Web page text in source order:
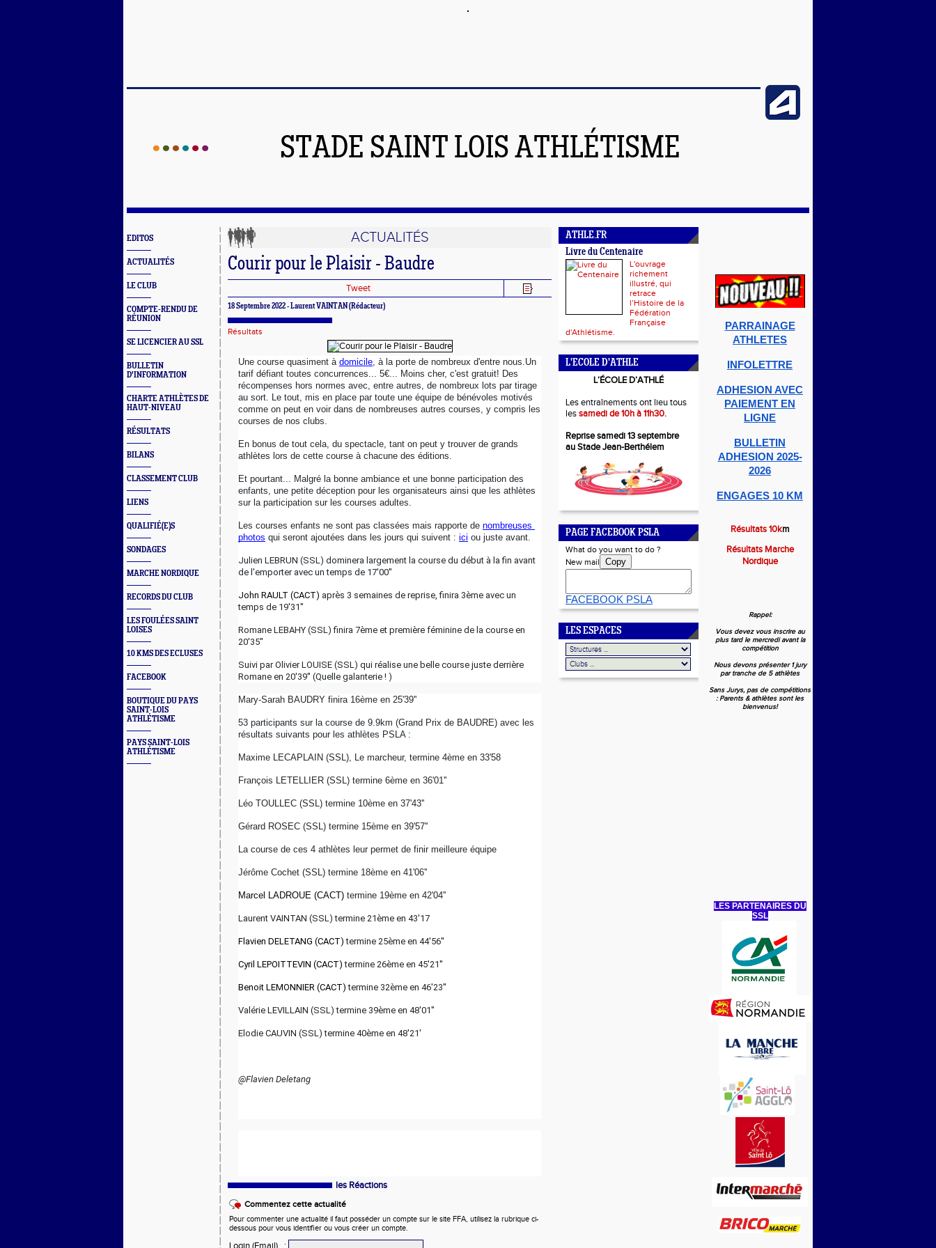
STADE SAINT LOIS ATHLÉTISME
EDITOS
ACTUALITÉS
LE CLUB
COMPTE-RENDU DE
RÉUNION
SE LICENCIER AU SSL
BULLETIN
D'INFORMATION
CHARTE ATHLÈTES DE
HAUT-NIVEAU
RÉSULTATS
BILANS
CLASSEMENT CLUB
LIENS
QUALIFIÉ(E)S
SONDAGES
MARCHE NORDIQUE
RECORDS DU CLUB
LES FOULÉES SAINT
LOISES
10 KMS DES ECLUSES
FACEBOOK
BOUTIQUE DU PAYS
SAINT-LOIS
ATHLÉTISME
PAYS SAINT-LOIS
ATHLÉTISME
ACTUALITÉS
Courir pour le Plaisir - Baudre
Tweet
18 Septembre 2022 - Laurent VAINTAN (Rédacteur)
Résultats
Une course quasiment à domicile, à la porte de nombreux d'entre nous.Un
tarif défiant toutes concurrences... 5€... Moins cher, c'est gratuit! Des
récompenses hors normes avec, entre autres, de nombreux lots par tirage
au sort. Le tout, mis en place par toute une équipe de bénévoles motivés
comme on peut en voir dans de nombreuses autres courses, y compris les
courses de nos clubs.
En bonus de tout cela, du spectacle, tant on peut y trouver de grands
athlètes lors de cette course à chacune des éditions.
Et pourtant... Malgré la bonne ambiance et une bonne participation des
enfants, une petite déception pour les organisateurs ainsi que les athlètes
sur la participation sur les courses adultes.
Les courses enfants ne sont pas classées mais rapporte de nombreuses
photos qui seront ajoutées dans les jours qui suivent : ici ou juste avant.
Julien LEBRUN (SSL) dominera largement la course du début à la fin avant
de l'emporter avec un temps de 17'00''
John RAULT (CACT) après 3 semaines de reprise, finira 3ème avec un
temps de 19'31''
Romane LEBAHY (SSL) finira 7ème et première féminine de la course en
20'35''
Suivi par Olivier LOUISE (SSL) qui réalise une belle course juste derrière
Romane en 20'39'' (Quelle galanterie ! )
Mary-Sarah BAUDRY finira 16ème en 25'39''
53 participants sur la course de 9.9km (Grand Prix de BAUDRE) avec les
résultats suivants pour les athlètes PSLA :
Maxime LECAPLAIN (SSL), Le marcheur, termine 4ème en 33'58
François LETELLIER (SSL) termine 6ème en 36'01''
Léo TOULLEC (SSL) termine 10ème en 37'43''
Gérard ROSEC (SSL) termine 15ème en 39'57''
La course de ces 4 athlètes leur permet de finir meilleure équipe
Jérôme Cochet (SSL) termine 18ème en 41'06''
Marcel LADROUE (CACT) termine 19ème en 42'04''
Laurent VAINTAN (SSL) termine 21ème en 43'17
Flavien DELETANG (CACT) termine 25ème en 44'56''
Cyril LEPOITTEVIN (CACT) termine 26ème en 45'21''
Benoit LEMONNIER (CACT) termine 32ème en 46'23''
Valérie LEVILLAIN (SSL) termine 39ème en 48'01''
Elodie CAUVIN (SSL) termine 40ème en 48'21'
@Flavien Deletang
les Réactions
Commentez cette actualité
Pour commenter une actualité il faut posséder un compte sur le site FFA, utilisez la rubrique ci-
dessous pour vous identifier ou vous créer un compte.
ATHLE.FR
Livre du Centenaire
L'ouvrage
richement
illustré, qui
retrace
l’Histoire de la
Fédération
Française
d'Athlétisme.
L'ECOLE D'ATHLE
L’ÉCOLE D’ATHLÉ
Les entraînements ont lieu tous
lessamedi de 10h à 11h30.
Reprise samedi 13 septembre
au Stade Jean-Berthélem
PAGE FACEBOOK PSLA
What do you want to do ?
New mail
Copy
FACEBOOK PSLA
LES ESPACES
PARRAINAGE
ATHLETES
INFOLETTRE
ADHESION AVEC
PAIEMENT EN
LIGNE
BULLETIN
ADHESION 2025-
2026
ENGAGES 10 KM
Résultats 10km
Résultats Marche
Nordique
Rappel:
Vous devez vous inscrire au
plus tard le mercredi avant la
compétition
Nous devons présenter 1 jury
par tranche de 5 athlètes
Sans Jurys, pas de compétitions
: Parents & athlètes sont les
bienvenus!
LES PARTENAIRES DU
SSL